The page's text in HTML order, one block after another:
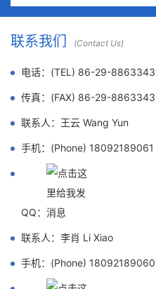
联系我们 (Contact Us)
电话：(TEL) 86-29-
传真：(FAX) 86-29-
联系人：王云 Wang Yun
手机：(Phone) 18092189061
QQ：
联系人：李肖 Li Xiao
手机：(Phone) 18092189060